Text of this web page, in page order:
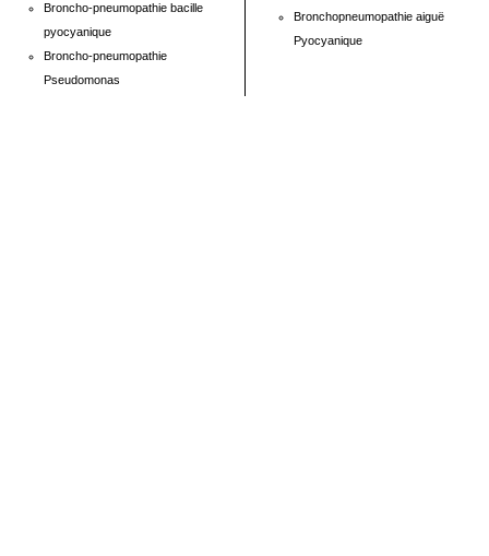
Broncho-pneumopathie bacille
pyocyanique
Broncho-pneumopathie
Pseudomonas
Bronchopneumopathie aiguë
Pyocyanique